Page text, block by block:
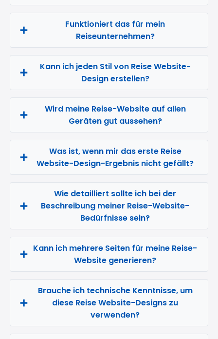
Funktioniert das für mein
Reiseunternehmen?
Kann ich jeden Stil von Reise Website-
Design erstellen?
Wird meine Reise-Website auf allen
Geräten gut aussehen?
Was ist, wenn mir das erste Reise
Website-Design-Ergebnis nicht gefällt?
Wie detailliert sollte ich bei der
Beschreibung meiner Reise-Website-
Bedürfnisse sein?
Kann ich mehrere Seiten für meine Reise-
Website generieren?
Brauche ich technische Kenntnisse, um
diese Reise Website-Designs zu
verwenden?